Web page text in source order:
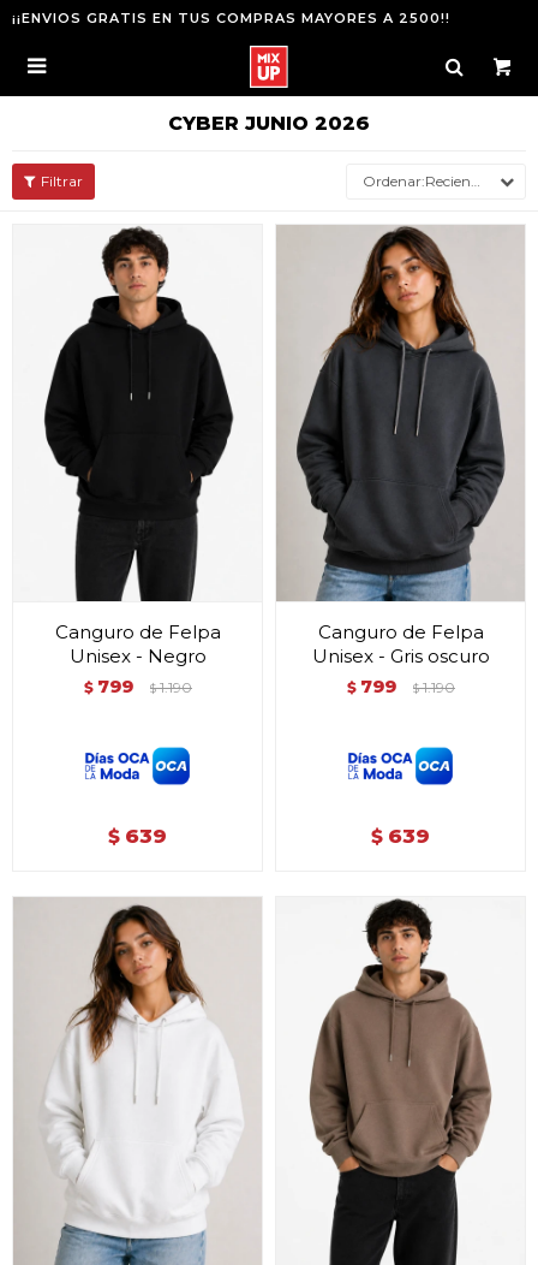
¡¡ENVIOS GRATIS EN TUS COMPRAS MAYORES A 2500!!

CYBER JUNIO 2026
Recientes
Canguro de Felpa
Unisex - Negro
$ 799 $ 1.190
$ 639
Canguro de Felpa
Unisex - Gris oscuro
$ 799 $ 1.190
$ 639